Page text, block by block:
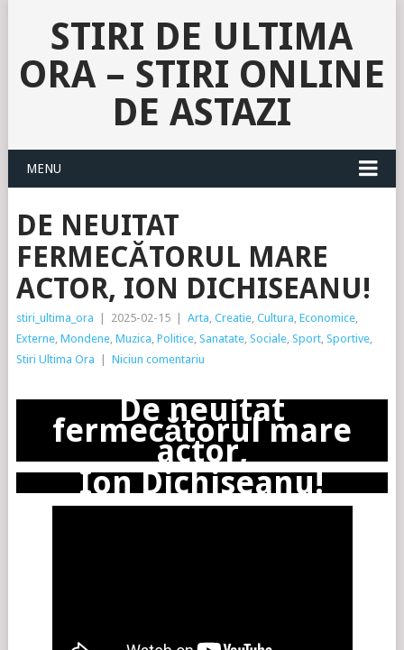
STIRI DE ULTIMA
ORA – STIRI ONLINE
DE ASTAZI
MENU
DE NEUITAT
FERMECĂTORUL MARE
ACTOR, ION DICHISEANU!
stiri_ultima_ora 2025-02-15 Arta, Creatie, Cultura, Economice,
Externe, Mondene, Muzica, Politice, Sanatate, Sociale, Sport, Sportive,
Stiri Ultima Ora
Niciun comentariu
De neuitat
fermecătorul mare
actor,
Ion Dichiseanu!